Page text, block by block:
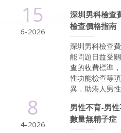
15
6-2026
深圳男科檢查
檢查價格指南
深圳男科檢查
能問題日益受
查的收費標準
性功能檢查等
異，助港人男
8
4-2026
男性不育-男
數量無精子症